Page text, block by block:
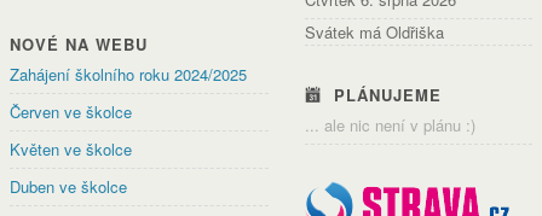
NOVÉ NA WEBU
Zahájení školního roku 2024/2025
Červen ve školce
Květen ve školce
Duben ve školce
Svátek má Oldřiška
PLÁNUJEME
... ale nic není v plánu :)